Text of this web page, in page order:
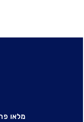
מלאו